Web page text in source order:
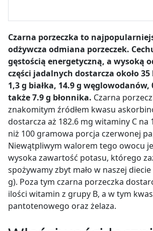
Czarna porzeczka to
odżywcza odmiana porzeczek.
gęstością energetyczną, a wysoką
części jadalnych dostarcza około
1,3 g białka, 14.9 g węglowodanów,
także 7.9 g błonnika. Czarna
znakomitym źródłem kwasu
dostarcza aż 182.6 mg witaminy C na
niż 100 gramowa porcja czerwonej
Niewątpliwym walorem tego owocu
wysoka zawartość potasu, którego
spożywamy zbyt mało w naszej
g). Poza tym czarna porzeczka
ilości witamin z grupy B, a w tym
pantotenowego oraz żelaza.